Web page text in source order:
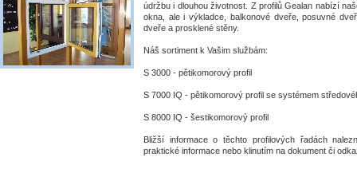
údržbu i dlouhou životnost. Z profilů Gealan nabízí
okna, ale i výkladce, balkonové dveře, posuvné
dveře a prosklené stěny.
Náš sortiment k Vašim službám:
S 3000 - pětikomorový profil
S 7000 IQ - pětikomorový profil se systémem
S 8000 IQ - šestikomorový profil
Bližší informace o těchto profilových řadách
praktické informace nebo klinutím na dokument či